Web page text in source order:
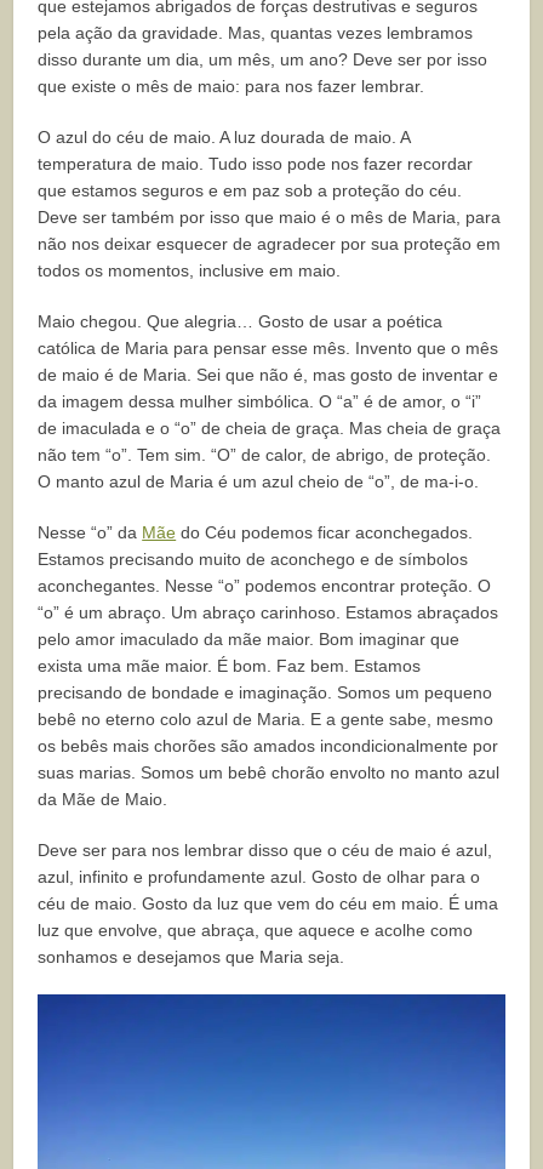
que estejamos abrigados de forças destrutivas e seguros
pela ação da gravidade. Mas, quantas vezes lembramos
disso durante um dia, um mês, um ano? Deve ser por isso
que existe o mês de maio: para nos fazer lembrar.
O azul do céu de maio. A luz dourada de maio. A
temperatura de maio. Tudo isso pode nos fazer recordar
que estamos seguros e em paz sob a proteção do céu.
Deve ser também por isso que maio é o mês de Maria, para
não nos deixar esquecer de agradecer por sua proteção em
todos os momentos, inclusive em maio.
Maio chegou. Que alegria… Gosto de usar a poética
católica de Maria para pensar esse mês. Invento que o mês
de maio é de Maria. Sei que não é, mas gosto de inventar e
da imagem dessa mulher simbólica. O “a” é de amor, o “i”
de imaculada e o “o” de cheia de graça. Mas cheia de graça
não tem “o”. Tem sim. “O” de calor, de abrigo, de proteção.
O manto azul de Maria é um azul cheio de “o”, de ma-i-o.
Nesse “o” da Mãe do Céu podemos ficar aconchegados.
Estamos precisando muito de aconchego e de símbolos
aconchegantes. Nesse “o” podemos encontrar proteção. O
“o” é um abraço. Um abraço carinhoso. Estamos abraçados
pelo amor imaculado da mãe maior. Bom imaginar que
exista uma mãe maior. É bom. Faz bem. Estamos
precisando de bondade e imaginação. Somos um pequeno
bebê no eterno colo azul de Maria. E a gente sabe, mesmo
os bebês mais chorões são amados incondicionalmente por
suas marias. Somos um bebê chorão envolto no manto azul
da Mãe de Maio.
Deve ser para nos lembrar disso que o céu de maio é azul,
azul, infinito e profundamente azul. Gosto de olhar para o
céu de maio. Gosto da luz que vem do céu em maio. É uma
luz que envolve, que abraça, que aquece e acolhe como
sonhamos e desejamos que Maria seja.